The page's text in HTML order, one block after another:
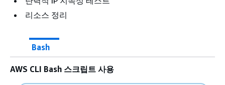
리소스 정리
Bash
AWS CLI Bash 스크립트 사용